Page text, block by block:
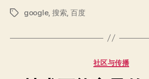
标
google, 搜索 百度
分
社区与传播